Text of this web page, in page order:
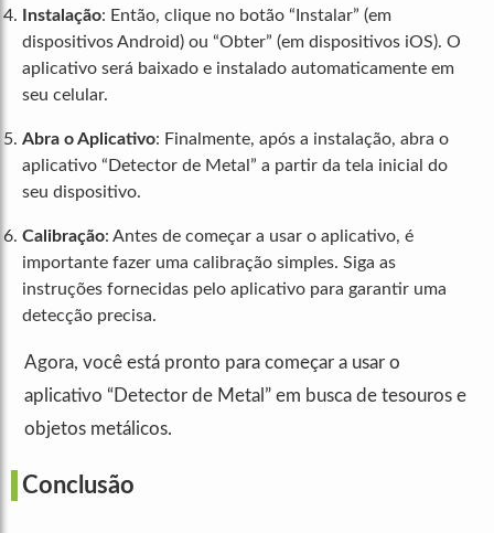
Instalação: Então, clique no botão “Instalar” (em
dispositivos Android) ou “Obter” (em dispositivos iOS). O
aplicativo será baixado e instalado automaticamente em
seu celular.
Abra o Aplicativo: Finalmente, após a instalação, abra o
aplicativo “Detector de Metal” a partir da tela inicial do
seu dispositivo.
Calibração: Antes de começar a usar o aplicativo, é
importante fazer uma calibração simples. Siga as
instruções fornecidas pelo aplicativo para garantir uma
detecção precisa.
Agora, você está pronto para começar a usar o
aplicativo “Detector de Metal” em busca de tesouros e
objetos metálicos.
Conclusão